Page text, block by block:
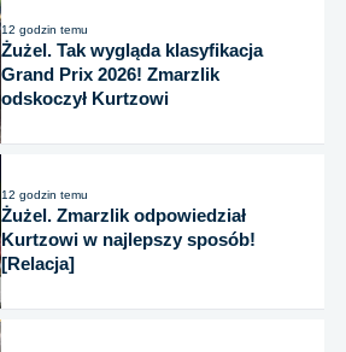
12 godzin temu
Żużel. Tak wygląda klasyfikacja
Grand Prix 2026! Zmarzlik
odskoczył Kurtzowi
12 godzin temu
Żużel. Zmarzlik odpowiedział
Kurtzowi w najlepszy sposób!
[Relacja]